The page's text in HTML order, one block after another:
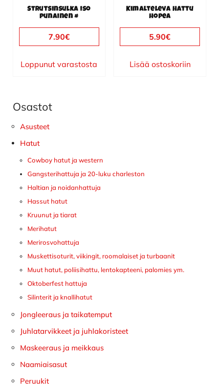
Strutsinsulka iso
punainen #
7.90€
Loppunut varastosta
Kimalteleva hattu
hopea
5.90€
Lisää ostoskoriin
Ensisijainen
sivupalkki
Osastot
Asusteet
Hatut
Cowboy hatut ja western
Gangsterihattuja ja 20-luku charleston
Haltian ja noidanhattuja
Hassut hatut
Kruunut ja tiarat
Merihatut
Merirosvohattuja
Muskettisoturit, viikingit, roomalaiset ja turbaanit
Muut hatut, poliisihattu, lentokapteeni, palomies ym.
Oktoberfest hattuja
Silinterit ja knallihatut
Jongleeraus ja taikatemput
Juhlatarvikkeet ja juhlakoristeet
Maskeeraus ja meikkaus
Naamiaisasut
Peruukit